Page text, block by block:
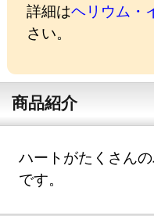
詳細はヘリウム・
さい。
商品紹介
ハートがたくさん
です。